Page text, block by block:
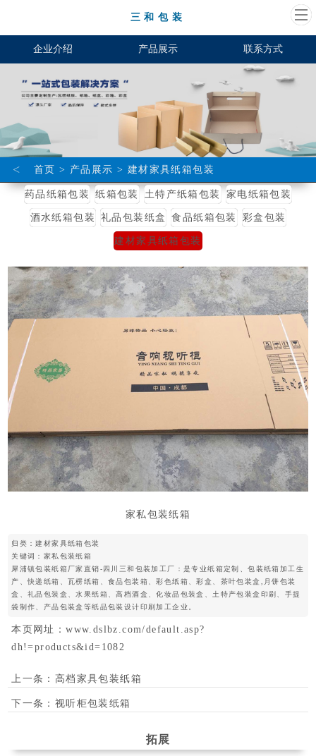
三和包装
企业介绍 产品展示 联系方式
< 首页 > 产品展示 > 建材家具纸箱包装
药品纸箱包装 纸箱包装 土特产纸箱包装 家电纸箱包装
酒水纸箱包装 礼品包装纸盒 食品纸箱包装 彩盒包装
建材家具纸箱包装
家私包装纸箱
归类：建材家具纸箱包装
关键词： 家私包装纸箱
犀浦镇包装纸箱厂家直销-四川三和包装加工厂：是专业纸箱定制、包装纸箱加工生
产、快递纸箱、瓦楞纸箱、食品包装箱、彩色纸箱、彩盒、茶叶包装盒,月饼包装
盒、礼品包装盒、水果纸箱、高档酒盒、化妆品包装盒、土特产包装盒印刷、手提
袋制作、产品包装盒等纸品包装设计印刷加工企业。
本页网址：www.dslbz.com/default.asp?
dh!=products&id=1082
上一条： 高档家具包装纸箱
下一条： 视听柜包装纸箱
拓展